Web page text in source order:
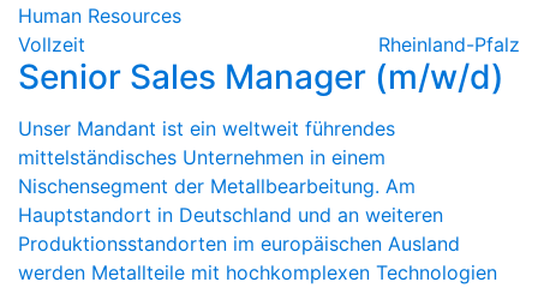
Human Resources
Vollzeit
Rheinland-Pfalz
Senior Sales Manager (m/w/d)
Unser Mandant ist ein weltweit führendes
mittelständisches Unternehmen in einem
Nischensegment der Metallbearbeitung. Am
Hauptstandort in Deutschland und an weiteren
Produktionsstandorten im europäischen Ausland
werden Metallteile mit hochkomplexen Technologien